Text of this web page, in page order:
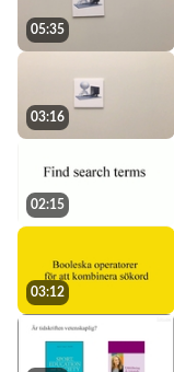
05:35
03:16
02:15
03:12